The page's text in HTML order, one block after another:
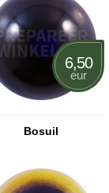
6,50
eur
Bosuil